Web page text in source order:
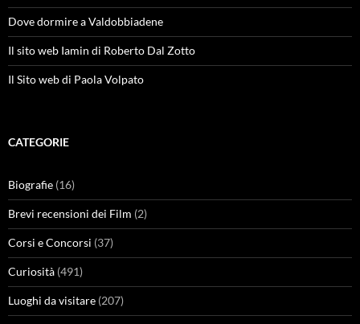
Dove dormire a Valdobbiadene
Il sito web Iamin di Roberto Dal Zotto
Il Sito web di Paola Volpato
CATEGORIE
Biografie (16)
Brevi recensioni dei Film (2)
Corsi e Concorsi (37)
Curiosità (491)
Luoghi da visitare (207)